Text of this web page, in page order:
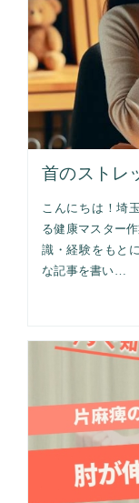
首のストレ
こんにちは！埼
る健康マスター
識・経験をもと
な記事を書い…